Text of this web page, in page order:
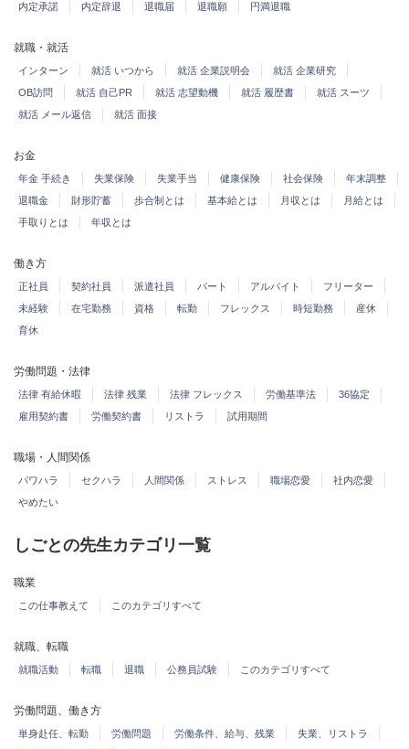
内定承諾 内定辞退 退職届 退職願 円満退職
就職・就活
インターン 就活 いつから 就活 企業説明会
就活 企業研究
OB訪問
就活 自己PR 就活 志望動機 就活 履歴書
就活 スーツ
就活 メール返信
就活 面接
お金
年金 手続き 失業保険 失業手当 健康保険 社会保険
年末調整
退職金
財形貯蓄 歩合制とは 基本給とは 月収とは
月給とは
手取りとは
年収とは
働き方
正社員 契約社員 派遣社員 パート アルバイト
フリーター
未経験
在宅勤務 資格 転勤 フレックス 時短勤務
産休
育休
労働問題・法律
法律 有給休暇 法律 残業 法律 フレックス 労働基準法
36協定
雇用契約書
労働契約書 リストラ 試用期間
職場・人間関係
パワハラ セクハラ 人間関係 ストレス 職場恋愛
社内恋愛
やめたい
しごとの先生カテゴリ一覧
職業
この仕事教えて このカテゴリすべて
就職、転職
就職活動 転職 退職 公務員試験 このカテゴリすべて
労働問題、働き方
単身赴任、転勤 労働問題 労働条件、給与、残業
失業、リストラ